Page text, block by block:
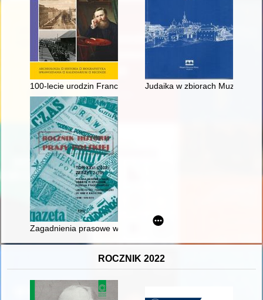
100-lecie urodzin Franciszka HaburyJudaika w zbiorach Muzeum
Zagadnienia prasowe w dziennikach Michała Römera z lat
ROCZNIK 2022